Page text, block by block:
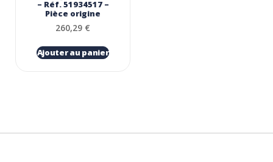
– Réf. 51934517 –
Pièce origine
260,29 €
Ajouter au panier